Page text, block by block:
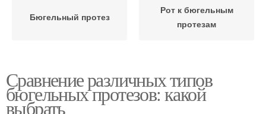
Бюгельный протез
Рот к бюгельным
протезам
Сравнение различных типов
бюгельных протезов: какой
выбрать